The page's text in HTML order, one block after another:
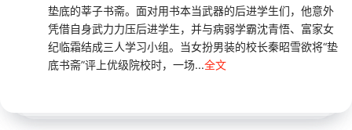
垫底的莘子书斋。面对用书本当武器的后进学生们，他意外
凭借自身武力力压后进学生，并与病弱学霸沈青悟、富家女
纪临霜结成三人学习小组。当女扮男装的校长秦昭雪欲将“垫
底书斋”评上优级院校时，一场...全文